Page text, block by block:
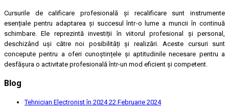
Cursurile de calificare profesională și recalificare sunt instrumente
esențiale pentru adaptarea și succesul într-o lume a muncii în continuă
schimbare. Ele reprezintă investiții în viitorul profesional și personal,
deschizând uși către noi posibilități și realizări. Aceste cursuri sunt
concepute pentru a oferi cunoștințele și aptitudinile necesare pentru a
desfășura o activitate profesională într-un mod eficient și competent.
Blog
Tehnician Electronist în 202422 Februarie 2024